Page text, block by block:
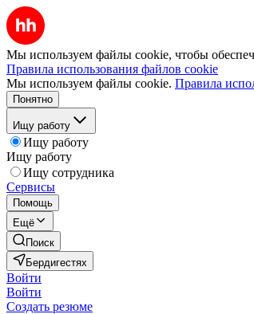
Мы используем файлы cookie, чтобы
Правила использования файлов cookie
Мы используем файлы cookie. Правила
Понятно
Ищу работу
Ищу работу
Ищу работу
Ищу сотрудника
Сервисы
Помощь
Ещё
Поиск
Бердигестях
Войти
Войти
Создать резюме